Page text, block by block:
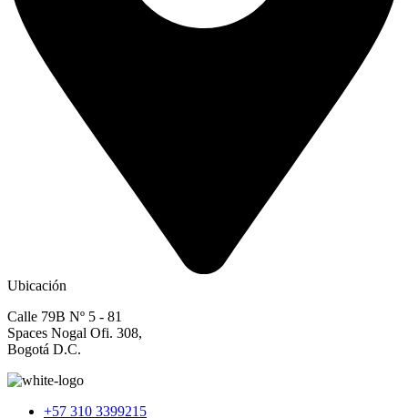
Ubicación
Calle 79B Nº 5 - 81
Spaces Nogal Ofi. 308,
Bogotá D.C.
+57 310 3399215